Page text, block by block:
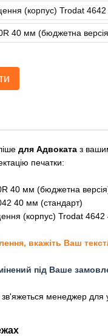
(корпус) Trodat 4642
40 мм (бюджетна
для Адвоката з
печатки:
40 мм (бюджетна
40 мм (стандарт)
(корпус) Trodat
вкажіть Ваш
під Ваше
менеджер для